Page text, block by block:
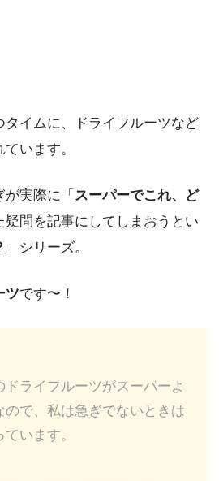
イムに、ドライフルーツなど
います。
実際に「 スーパーでこれ、ど
疑問を記事にしてしまおうとい
」シリーズ。
ツです〜！
ドライフルーツがスーパーよ
ので、私は急ぎでないときは
います。